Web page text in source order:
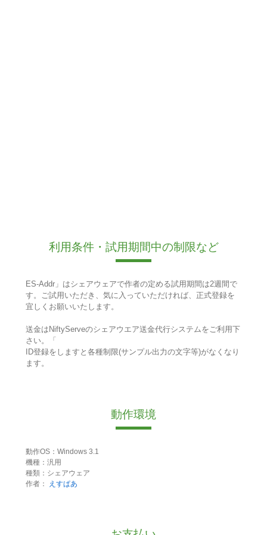
利用条件・試用期間中の制限など
ES-Addr」はシェアウェアで作者の定める試用期間は2週間で
す。ご試用いただき、気に入っていただければ、正式登録を
宜しくお願いいたします。
送金はNiftyServeのシェアウエア送金代行システムをご利用下
さい。「
ID登録をしますと各種制限(サンプル出力の文字等)がなくなり
ます。
動作環境
動作OS：Windows 3.1
機種：汎用
種類：シェアウェア
作者：
えすぱあ